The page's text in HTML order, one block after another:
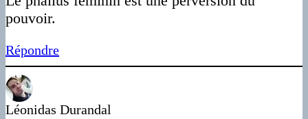
pouvoir.
Répondre
Léonidas Durandal